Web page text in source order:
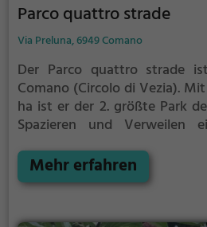
Parco quattro strade
Via Preluna, 6949 Comano
Der Parco quattro strade
Comano (Circolo di Vezia).
ha ist er der 2. größte Park
Spazieren und Verweilen
quattro strade zahlreiche
Entspannung.
Mehr erfahren